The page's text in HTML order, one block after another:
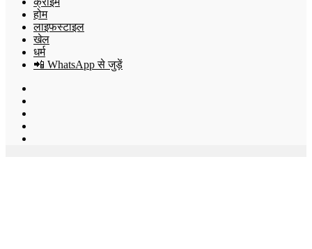
होम
लाइफस्टाइल
खेल
धर्म
📲 WhatsApp से जुड़ें